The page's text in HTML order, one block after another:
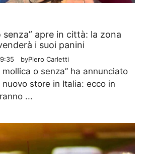
senza” apre in città: la zona
i suoi panini
byPiero Carletti
mollica o senza” ha annunciato
nuovo store in Italia: ecco in
...